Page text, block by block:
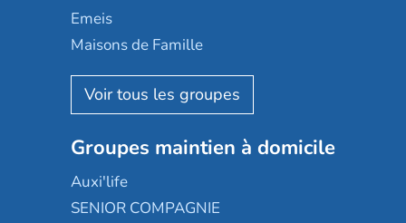
Domusvi
Happy Senior
Aquarelia
Nexity edenea
Les jardins d'Arcadie
Occitalia
Appartseniors
Emeis
Maisons de Famille
Korian
Emera
Groupe SOS
Le Noble Âge
Almage
Groupes maintien à domicile
Auxi'life
SENIOR COMPAGNIE